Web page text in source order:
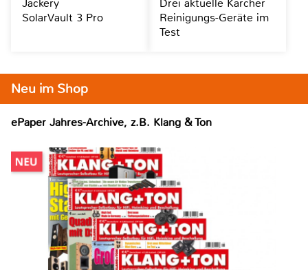
Neu im Shop
ePaper Jahres-Archive, z.B. Klang & Ton
SolarVault 3 Pro
Reinigungs-Geräte im
Test